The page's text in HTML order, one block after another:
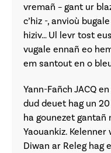
vremañ – gant ur
c’hiz -, anvioù
hiziv… Ul levr tost
vugale ennañ eo
em santout en o
Yann-Fañch JACQ
dud deuet hag un
ha gounezet gantañ
Yaouankiz.
Diwan ar Releg hag